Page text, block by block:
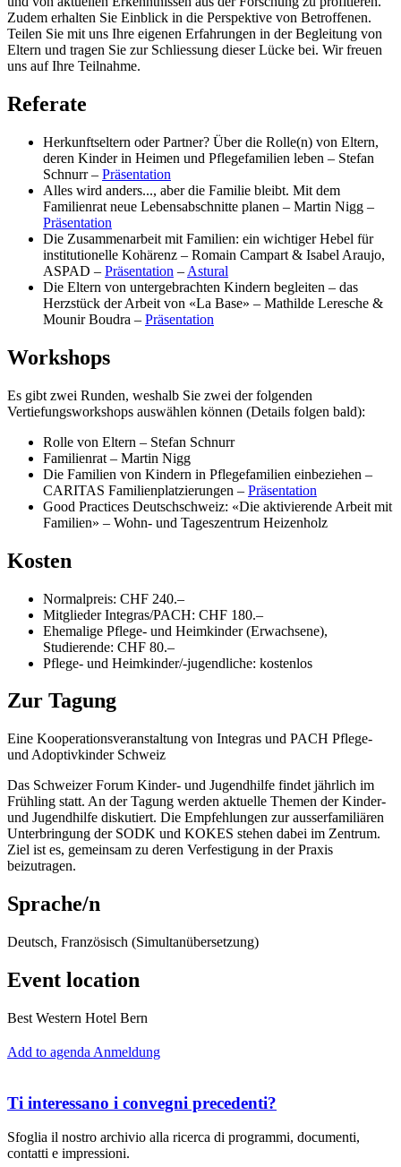
Zudem erhalten Sie Einblick in die Perspektive von Betroffenen.
Teilen Sie mit uns Ihre eigenen Erfahrungen in der Begleitung von
Eltern und tragen Sie zur Schliessung dieser Lücke bei. Wir freuen
uns auf Ihre Teilnahme.
Referate
Herkunftseltern oder Partner? Über die Rolle(n) von Eltern,
deren Kinder in Heimen und Pflegefamilien leben – Stefan
Schnurr – Präsentation
Alles wird anders..., aber die Familie bleibt. Mit dem
Familienrat neue Lebensabschnitte planen – Martin Nigg –
Präsentation
Die Zusammenarbeit mit Familien: ein wichtiger Hebel für
institutionelle Kohärenz – Romain Campart & Isabel Araujo,
ASPAD – Präsentation – Astural
Die Eltern von untergebrachten Kindern begleiten – das
Herzstück der Arbeit von «La Base» – Mathilde Leresche &
Mounir Boudra – Präsentation
Workshops
Es gibt zwei Runden, weshalb Sie zwei der folgenden
Vertiefungsworkshops auswählen können (Details folgen bald):
Rolle von Eltern – Stefan Schnurr
Familienrat – Martin Nigg
Die Familien von Kindern in Pflegefamilien einbeziehen –
CARITAS Familienplatzierungen – Präsentation
Good Practices Deutschschweiz: «Die aktivierende Arbeit mit
Familien» – Wohn- und Tageszentrum Heizenholz
Kosten
Normalpreis: CHF 240.–
Mitglieder Integras/PACH: CHF 180.–
Ehemalige Pflege- und Heimkinder (Erwachsene),
Studierende: CHF 80.–
Pflege- und Heimkinder/-jugendliche: kostenlos
Zur Tagung
Eine Kooperationsveranstaltung von Integras und PACH Pflege-
und Adoptivkinder Schweiz
Das Schweizer Forum Kinder- und Jugendhilfe findet jährlich im
Frühling statt. An der Tagung werden aktuelle Themen der Kinder-
und Jugendhilfe diskutiert. Die Empfehlungen zur ausserfamiliären
Unterbringung der SODK und KOKES stehen dabei im Zentrum.
Ziel ist es, gemeinsam zu deren Verfestigung in der Praxis
beizutragen.
Sprache/n
Deutsch, Französisch (Simultanübersetzung)
Event location
Best Western Hotel Bern
Add to agenda Anmeldung
Ti interessano i convegni precedenti?
Sfoglia il nostro archivio alla ricerca di programmi, documenti,
contatti e impressioni.